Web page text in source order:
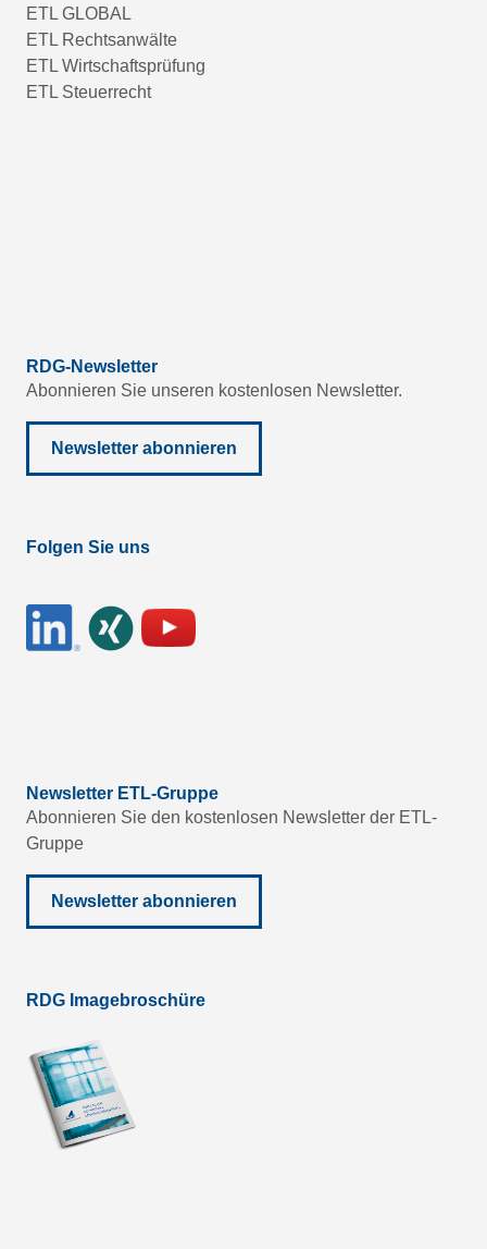
ETL GLOBAL
ETL Rechtsanwälte
ETL Wirtschaftsprüfung
ETL Steuerrecht
RDG-Newsletter
Abonnieren Sie unseren kostenlosen Newsletter.
Newsletter abonnieren
Folgen Sie uns
Newsletter ETL-Gruppe
Abonnieren Sie den kostenlosen Newsletter der ETL-
Gruppe
Newsletter abonnieren
RDG Imagebroschüre